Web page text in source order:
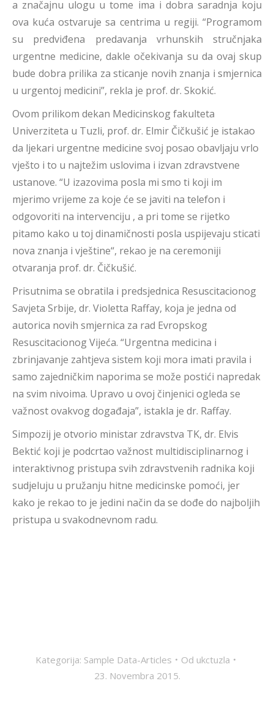
a značajnu ulogu u tome ima i dobra saradnja koju
ova kuća ostvaruje sa centrima u regiji. “Programom
su predviđena predavanja vrhunskih stručnjaka
urgentne medicine, dakle očekivanja su da ovaj skup
bude dobra prilika za sticanje novih znanja i smjernica
u urgentoj medicini”, rekla je prof. dr. Skokić.
Ovom prilikom dekan Medicinskog fakulteta
Univerziteta u Tuzli, prof. dr. Elmir Čičkušić je istakao
da ljekari urgentne medicine svoj posao obavljaju vrlo
vješto i to u najtežim uslovima i izvan zdravstvene
ustanove. “U izazovima posla mi smo ti koji im
mjerimo vrijeme za koje će se javiti na telefon i
odgovoriti na intervenciju , a pri tome se rijetko
pitamo kako u toj dinamičnosti posla uspijevaju sticati
nova znanja i vještine“, rekao je na ceremoniji
otvaranja prof. dr. Čičkušić.
Prisutnima se obratila i predsjednica Resuscitacionog
Savjeta Srbije, dr. Violetta Raffay, koja je jedna od
autorica novih smjernica za rad Evropskog
Resuscitacionog Vijeća. “Urgentna medicina i
zbrinjavanje zahtjeva sistem koji mora imati pravila i
samo zajedničkim naporima se može postići napredak
na svim nivoima. Upravo u ovoj činjenici ogleda se
važnost ovakvog događaja”, istakla je dr. Raffay.
Simpozij je otvorio ministar zdravstva TK, dr. Elvis
Bektić koji je podcrtao važnost multidisciplinarnog i
interaktivnog pristupa svih zdravstvenih radnika koji
sudjeluju u pružanju hitne medicinske pomoći, jer
kako je rekao to je jedini način da se dođe do najboljih
pristupa u svakodnevnom radu.
Kategorija: Sample Data-Articles Od ukctuzla
23. Novembra 2015.